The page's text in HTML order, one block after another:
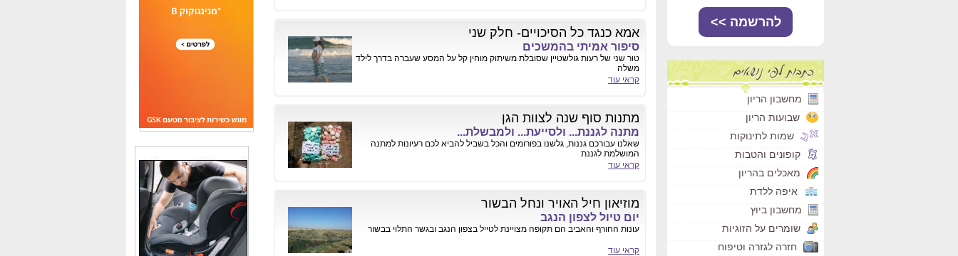
להרשמה >>
מחשבון הריון
שבועות הריון
שמות לתינוקות
קופונים והטבות
מאכלים בהריון
איפה ללדת
מחשבון ביוץ
שומרים על הזוגיות
חזרה לגזרה וטיפוח
אמא כנגד כל הסיכויים- חלק שני
סיפור אמיתי בהמשכים
טור שני של רעות גולשטיין שסובלת משיתוק מוחין קל על המסע שעברה בדרך לילד
משלה
קראי עוד
מתנות סוף שנה לצוות הגן
מתנה לגננת... ולסייעת... ולמבשלת...
שאלנו עבורכם גננות, גלשנו בפורומים והכל בשביל להביא לכם רעיונות למתנה
המושלמת לגננת
קראי עוד
מוזיאון חיל האויר ונחל הבשור
יום טיול לצפון הנגב
עונות החורף והאביב הם תקופה מצויינת לטייל בצפון הנגב ובגשר התלוי בבשור
קראי עוד